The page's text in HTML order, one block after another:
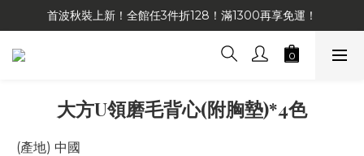
首波秋裝上新！全館任3件折128！滿1300再享免運！
大方U領磨毛背心(附胸墊)*4色
(產地) 中國